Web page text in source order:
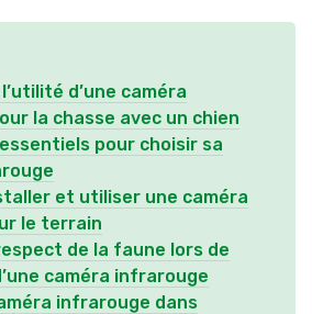
d’une caméra
la chasse avec un chien
pour choisir sa
et utiliser une caméra
le terrain
de la faune lors de
caméra infrarouge
infrarouge dans